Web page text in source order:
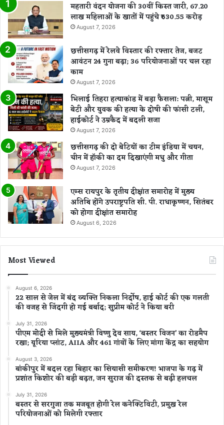
महतारी वंदन योजना की 30वीं किस्त जारी, 67.20
लाख महिलाओं के खातों में पहुंचे ₹630.55 करोड़
August 7, 2026
छत्तीसगढ़ में रेलवे विस्तार की रफ्तार तेज, बजट
आवंटन 24 गुना बढ़ा; 36 परियोजनाओं पर चल रहा
काम
August 7, 2026
भिलाई तिहरा हत्याकांड में बड़ा फैसला: पत्नी, मासूम
बेटी और युवक की हत्या के दोषी की फांसी टली,
हाईकोर्ट ने उम्रकैद में बदली सजा
August 7, 2026
छत्तीसगढ़ की दो बेटियों का टीम इंडिया में चयन,
चीन में हॉकी का दम दिखाएंगी मधु और गीता
August 7, 2026
एम्स रायपुर के तृतीय दीक्षांत समारोह में मुख्य
अतिथि होंगे उपराष्ट्रपति सी. पी. राधाकृष्णन, सितंबर
को होगा दीक्षांत समारोह
August 6, 2026
Most Viewed
August 6, 2026
22 साल से जेल में बंद व्यक्ति निकला निर्दोष, हाई कोर्ट की एक गलती
की वजह से जिंदगी हो गई बर्बाद; सुप्रीम कोर्ट ने किया बरी
July 31, 2026
पीएम मोदी से मिले मुख्यमंत्री विष्णु देव साय, ‘बस्तर विजन’ का रोडमैप
रखा; यूरिया प्लांट, AIIA और 461 गांवों के लिए मांगा केंद्र का सहयोग
August 3, 2026
बांकीपुर में बदल रहा बिहार का सियासी समीकरण! भाजपा के गढ़ में
प्रशांत किशोर की बड़ी बढ़त, जन सुराज की दस्तक से बढ़ी हलचल
July 31, 2026
बस्तर से सरगुजा तक मजबूत होगी रेल कनेक्टिविटी, प्रमुख रेल
परियोजनाओं को मिलेगी रफ्तार